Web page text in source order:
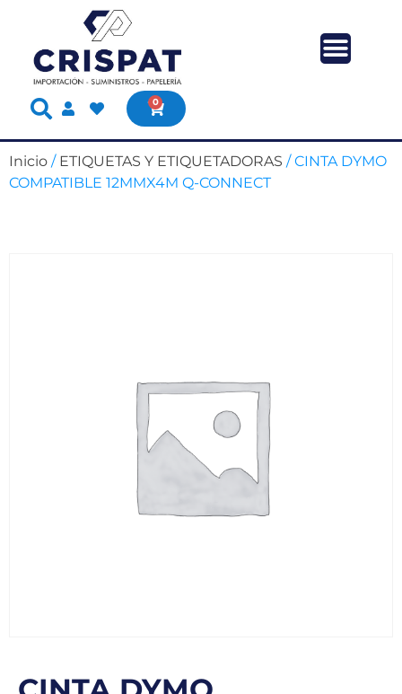
0
Inicio / ETIQUETAS Y ETIQUETADORAS / CINTA DYMO
COMPATIBLE 12MMX4M Q-CONNECT